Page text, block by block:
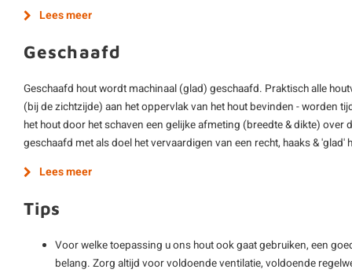
Lees meer
Geschaafd
Geschaafd hout wordt machinaal (glad) geschaafd. Praktisch alle
(bij de zichtzijde) aan het oppervlak van het hout bevinden - worden
het hout door het schaven een gelijke afmeting (breedte & dikte) over
geschaafd met als doel het vervaardigen van een recht, haaks & 'glad'
Lees meer
Tips
Voor welke toepassing u ons hout ook gaat gebruiken, een
belang. Zorg altijd voor voldoende ventilatie, voldoende